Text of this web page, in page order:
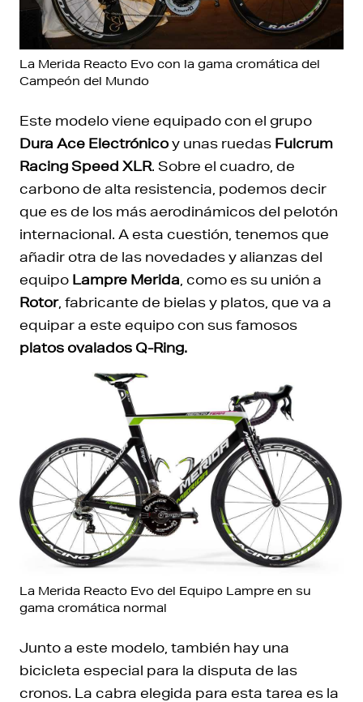
La Merida Reacto Evo con la gama cromática del
Campeón del Mundo
Este modelo viene equipado con el grupo
Dura Ace Electrónicoy unas ruedas Fulcrum
Racing Speed XLR. Sobre el cuadro, de
carbono de alta resistencia, podemos decir
que es de los más aerodinámicos del pelotón
internacional. A esta cuestión, tenemos que
añadir otra de las novedades y alianzas del
equipo Lampre Merida , como es su unión a
Rotor, fabricante de bielas y platos, que va a
equipar a este equipo con sus famosos
platos ovalados Q-Ring.
La Merida Reacto Evo del Equipo Lampre en su
gama cromática normal
Junto a este modelo, también hay una
bicicleta especial para la disputa de las
cronos. La cabra elegida para esta tarea es la